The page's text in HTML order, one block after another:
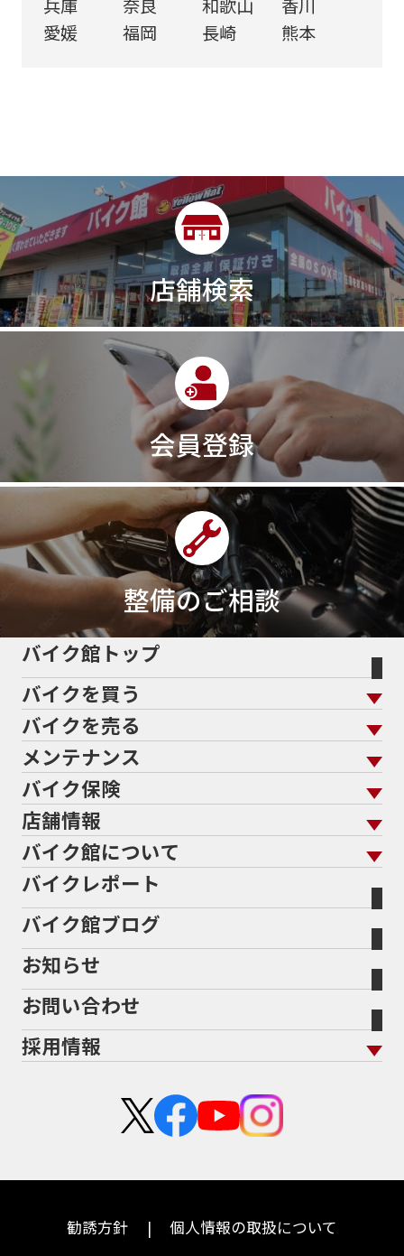
兵庫
奈良 和歌山
香川
愛媛
福岡 長崎 熊本
店舗検索
会員登録
整備のご相談
バイク館トップ
バイクを買う
バイクを買う トップ
バイクを探す
メーカーから探す
色から探す
スタイルから探す
排気量から探す
地域から探す
走行距離から探す
中古車から探す
バイクを売る
バイクを売る トップ
バイク館買取の強み
バイクを高く売るコツ
バイク買取の流れ
全国展開の強み
よくあるご質問
バイク買取強化車両
メーカー別買取相場・
ヤマハ
ホンダ
スズキ
ハーレーダビッドソン
ドゥカティ
トライアンフ
アプリリア
KTM
モトグッツイ
MVアグスタ
他海外ﾒｰｶｰ
メンテナンス
メンテナンス トップ
バイク点検
バイク車検
Bikeep
プロテクションフィルム
バイク保険
バイク保険 トップ
自賠責保険
任意保険
バイク保険無料見積り（現在未加入の方）
バイク保険無料見積り（他社でご加入の方）
盗難保険
店舗情報
店舗情報 トップ
北海道
宮城
福島
茨城
栃木
兵庫
バイク館について
バイク館について トップ
バイク館が選ばれる理由
会社概要
沿革
二輪公正取引協議会加盟店
バイクレポート
バイク館ブログ
お知らせ
お問い合わせ
採用情報
中途採用・アルバイト
勧誘方針
個人情報の取扱について